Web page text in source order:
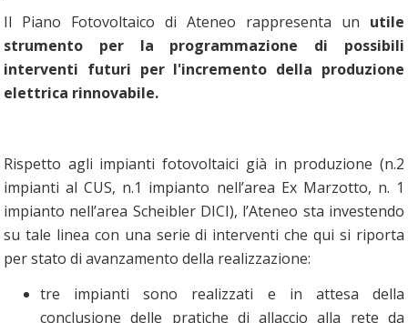
Il Piano Fotovoltaico di Ateneo rappresenta un utile
strumento per la programmazione di possibili
interventi futuri per l'incremento della produzione
elettrica rinnovabile.
Rispetto agli impianti fotovoltaici già in produzione (n.2
impianti al CUS, n.1 impianto nell’area Ex Marzotto, n. 1
impianto nell’area Scheibler DICI), l’Ateneo sta investendo
su tale linea con una serie di interventi che qui si riporta
per stato di avanzamento della realizzazione:
tre impianti sono realizzati e in attesa della
conclusione delle pratiche di allaccio alla rete da